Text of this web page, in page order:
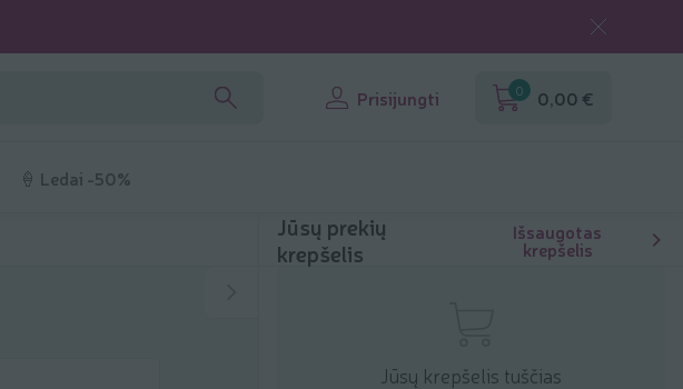
Prisijungti 0 0,00 €
🍦 Ledai -50%
Jūsų prekių
krepšelis
Išsaugotas
krepšelis
Jūsų krepšelis tuščias